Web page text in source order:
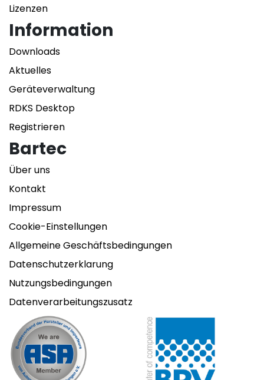
Lizenzen
Information
Downloads
Aktuelles
Geräteverwaltung
RDKS Desktop
Registrieren
Bartec
Über uns
Kontakt
Impressum
Cookie-Einstellungen
Allgemeine Geschäftsbedingungen
Datenschutzerklarung
Nutzungsbedingungen
Datenverarbeitungszusatz